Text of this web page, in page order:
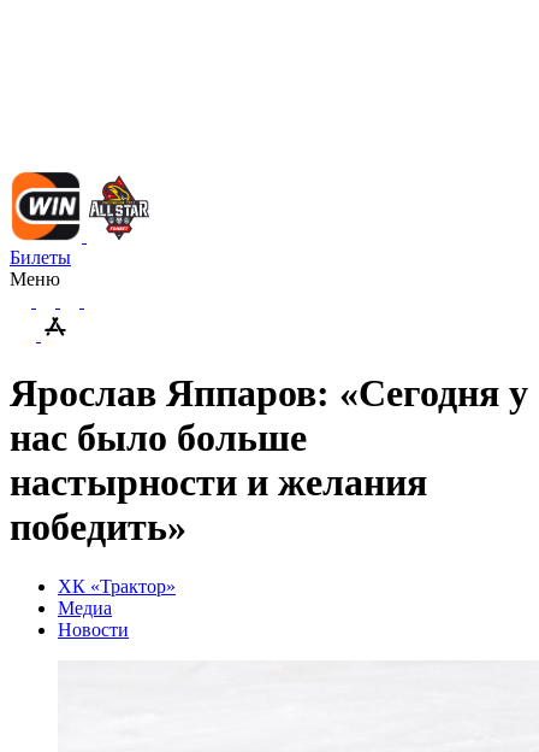
Билеты
Меню
Ярослав Яппаров: «Сегодня у
нас было больше
настырности и желания
победить»
ХК «Трактор»
Медиа
Новости